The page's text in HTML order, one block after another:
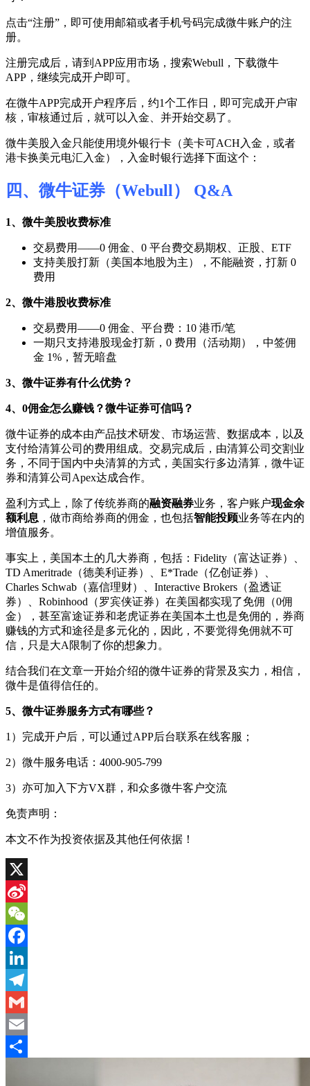
点击“注册”，即可使用邮箱或者手机号码完成微牛账户的注
册。
注册完成后，请到APP应用市场，搜索Webull，下载微牛
APP，继续完成开户即可。
在微牛APP完成开户程序后，约1个工作日，即可完成开户审
核，审核通过后，就可以入金、并开始交易了。
微牛美股入金只能使用境外银行卡（美卡可ACH入金，或者
港卡换美元电汇入金），入金时银行选择下面这个：
四、微牛证券（Webull） Q&A
1、微牛美股收费标准
交易费用——0 佣金、0 平台费交易期权、正股、ETF
支持美股打新（美国本地股为主），不能融资，打新 0
费用
2、微牛港股收费标准
交易费用——0 佣金、平台费：10 港币/笔
一期只支持港股现金打新，0 费用（活动期），中签佣
金 1%，暂无暗盘
3、微牛证券有什么优势？
4、0佣金怎么赚钱？微牛证券可信吗？
微牛证券的成本由产品技术研发、市场运营、数据成本，以及
支付给清算公司的费用组成。交易完成后，由清算公司交割业
务，不同于国内中央清算的方式，美国实行多边清算，微牛证
券和清算公司Apex达成合作。
盈利方式上，除了传统券商的融资融券业务，客户账户现金余
额利息 ，做市商给券商的佣金，也包括智能投顾业务等在内的
增值服务。
事实上，美国本土的几大券商，包括：Fidelity（富达证券）、
TD Ameritrade（德美利证券）、E*Trade（亿创证券）、
Charles Schwab（嘉信理财）、Interactive Brokers（盈透证
券）、Robinhood（罗宾侠证券）在美国都实现了免佣（0佣
金），甚至富途证券和老虎证券在美国本土也是免佣的，券商
赚钱的方式和途径是多元化的，因此，不要觉得免佣就不可
信，只是大A限制了你的想象力。
结合我们在文章一开始介绍的微牛证券的背景及实力，相信，
微牛是值得信任的。
5、微牛证券服务方式有哪些？
1）完成开户后，可以通过APP后台联系在线客服；
2）微牛服务电话：4000-905-799
3）亦可加入下方VX群，和众多微牛客户交流
免责声明：
本文不作为投资依据及其他任何依据！
X
Sina
Weibo
WeChat
Facebook
LinkedIn
Telegram
Gmail
Email